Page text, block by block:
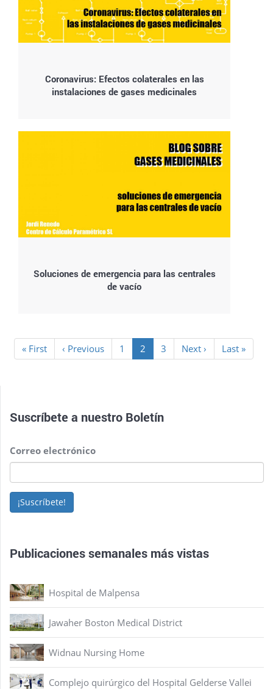
Coronavirus: Efectos colaterales en las
instalaciones de gases medicinales
Soluciones de emergencia para las centrales
de vacío
Paginación
Primera
página
« First
Página
anterior
‹ Previous Page
1
Página
actual
2 Page
3
Siguiente
página
Next ›
Última
página
Last »
Suscríbete a nuestro Boletín
Correo electrónico
¡Suscríbete!
Publicaciones semanales más vistas
Hospital de Malpensa
Jawaher Boston Medical District
Widnau Nursing Home
Complejo quirúrgico del Hospital Gelderse Vallei